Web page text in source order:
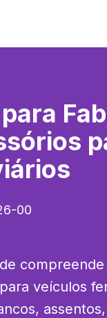
00
veículos